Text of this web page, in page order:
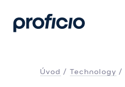
Úvod Technology